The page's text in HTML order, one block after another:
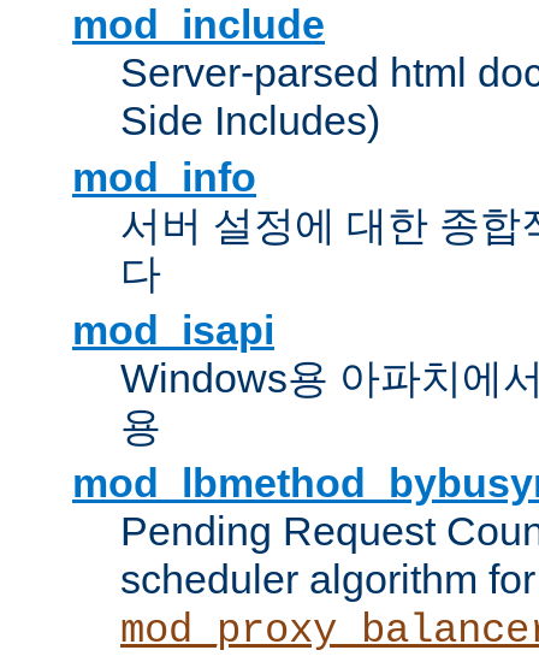
mod_include
Server-parsed html
Side Includes)
mod_info
서버 설정에 대한 종합
다
mod_isapi
Windows용 아파치에
용
Pending Request
scheduler algorithm for